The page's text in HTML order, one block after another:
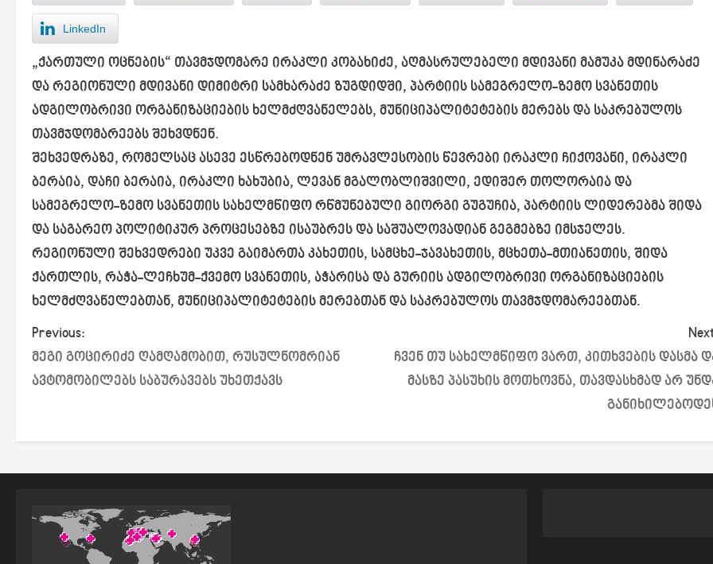
LinkedIn
„ქართული ოცნების“ თავმჯდომარე ირაკლი კობახიძე, აღმასრულებელი მდივანი მამუკა მდინარაძე
და რეგიონული მდივანი დიმიტრი სამხარაძე ზუგდიდში, პარტიის სამეგრელო-ზემო სვანეთის
ადგილობრივი ორგანიზაციების ხელმძღვანელებს, მუნიციპალიტეტების მერებს და საკრებულოს
თავმჯდომარეებს შეხვდნენ.
შეხვედრაზე, რომელსაც ასევე ესწრებოდნენ უმრავლესობის წევრები ირაკლი ჩიქოვანი, ირაკლი
ბერაია, დაჩი ბერაია, ირაკლი ხახუბია, ლევან მგალობლიშვილი, ედიშერ თოლორაია და
სამეგრელო-ზემო სვანეთის სახელმწიფო რწმუნებული გიორგი გუგუჩია, პარტიის ლიდერებმა შიდა
და საგარეო პოლიტიკურ პროცესებზე ისაუბრეს და საშუალოვადიან გეგმებზე იმსჯელეს.
რეგიონული შეხვედრები უკვე გაიმართა კახეთის, სამცხე-ჯავახეთის, მცხეთა-მთიანეთის, შიდა
ქართლის, რაჭა-ლეჩხუმ-ქვემო სვანეთის, აჭარისა და გურიის ადგილობრივი ორგანიზაციების
ხელმძღვანელებთან, მუნიციპალიტეტების მერებთან და საკრებულოს თავმჯდომარეებთან.
P
o
t
n
Previous:
მეგი გოცირიძე ღამღამობით, რუსულნომრიან
ავტომობილებს საბურავებს უხეთქავს
ჩვენ თუ სახელმწიფო ვართ, კითხვების დასმა
მასზე პასუხის მოთხოვნა, თავდასხმად არ